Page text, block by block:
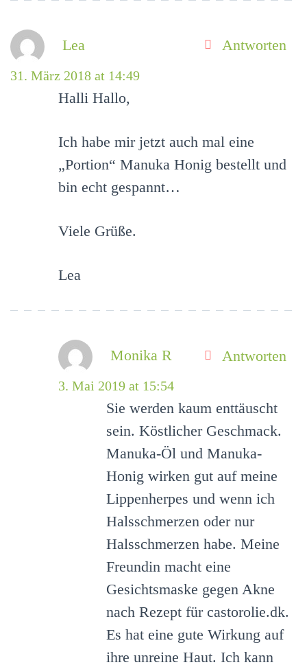
Lea
31. März 2018 at 14:49
Antworten
Halli Hallo,
Ich habe mir jetzt auch mal eine
„Portion“ Manuka Honig bestellt und
bin echt gespannt…
Viele Grüße.
Lea
Monika R
3. Mai 2019 at 15:54
Antworten
Sie werden kaum enttäuscht
sein. Köstlicher Geschmack.
Manuka-Öl und Manuka-
Honig wirken gut auf meine
Lippenherpes und wenn ich
Halsschmerzen oder nur
Halsschmerzen habe. Meine
Freundin macht eine
Gesichtsmaske gegen Akne
nach Rezept für castorolie.dk.
Es hat eine gute Wirkung auf
ihre unreine Haut. Ich kann